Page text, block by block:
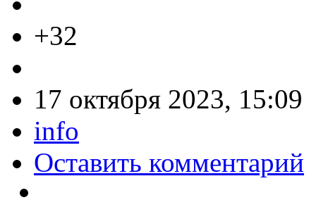
+32
17 октября 2023, 15:09
info
Оставить комментарий